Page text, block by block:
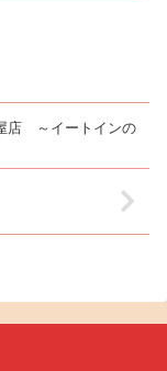
「笹乃雪」の黒い
店 ～イートインの